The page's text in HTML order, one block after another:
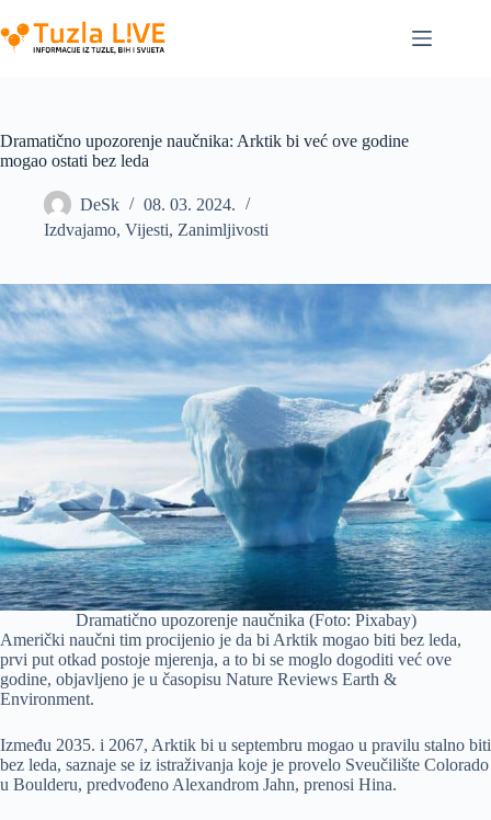
to
content
Dramatično upozorenje naučnika: Arktik bi već ove godine
mogao ostati bez leda
DeSk
08. 03. 2024.
Izdvajamo, Vijesti, Zanimljivosti
Dramatično upozorenje naučnika (Foto: Pixabay)
Američki naučni tim procijenio je da bi Arktik mogao biti bez leda,
prvi put otkad postoje mjerenja, a to bi se moglo dogoditi već ove
godine, objavljeno je u časopisu Nature Reviews Earth &
Environment.
Između 2035. i 2067, Arktik bi u septembru mogao u pravilu stalno biti
bez leda, saznaje se iz istraživanja koje je provelo Sveučilište Colorado
u Boulderu, predvođeno Alexandrom Jahn, prenosi Hina.